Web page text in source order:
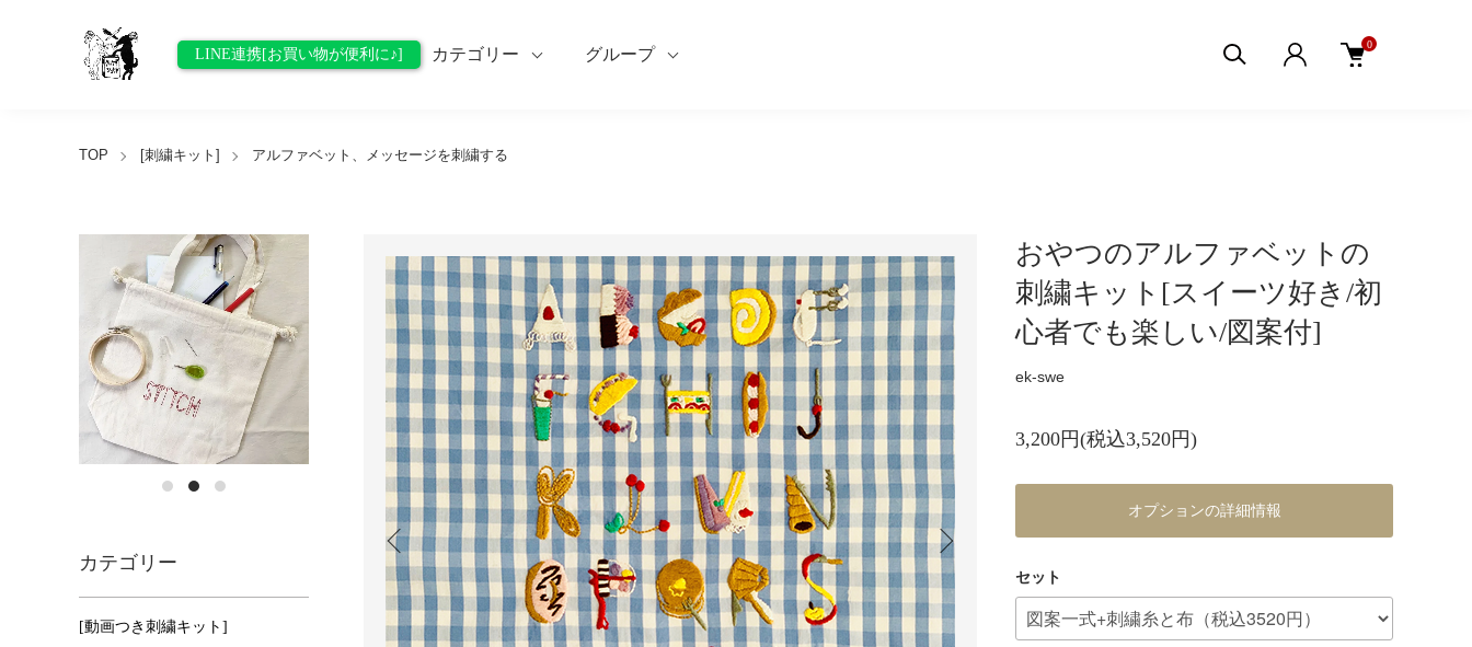
LINE連携[お買い物が便利に♪] カテゴリー グループ
0
TOP [刺繍キット] アルファベット、メッセージを刺繍する
おやつのアルファベットの
刺繍キット[スイーツ好き/初
心者でも楽しい/図案付]
ek-swe
3,200円(税込3,520円)
オプションの詳細情報
セット
カテゴリー
[動画つき刺繍キット]